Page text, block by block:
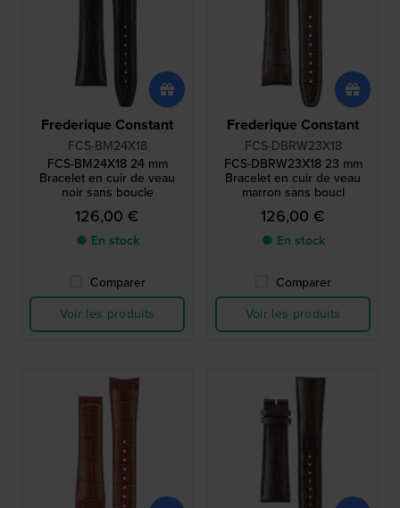
Frederique Constant
FCS-BM24X18
FCS-BM24X18 24 mm
Bracelet en cuir de veau
noir sans boucle
126,00 €
● En stock
Comparer
Voir les produits
Frederique Constant
FCS-DBRW23X18
FCS-DBRW23X18 23 mm
Bracelet en cuir de veau
marron sans boucl
126,00 €
● En stock
Comparer
Voir les produits